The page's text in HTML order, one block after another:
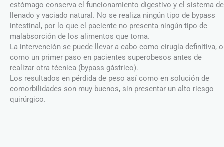
estómago conserva el funcionamiento digestivo y el sistema de
llenado y vaciado natural. No se realiza ningún tipo de bypass
intestinal, por lo que el paciente no presenta ningún tipo de
malabsorción de los alimentos que toma.
La intervención se puede llevar a cabo como cirugía definitiva, o
como un primer paso en pacientes superobesos antes de
realizar otra técnica (bypass gástrico).
Los resultados en pérdida de peso así como en solución de
comorbilidades son muy buenos, sin presentar un alto riesgo
quirúrgico.